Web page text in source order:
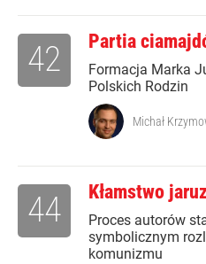
Partia
Formacja Marka
Polskich Rodzin
42
Michał
Kłamstwo
Proces autorów
symbolicznym
komunizmu
44